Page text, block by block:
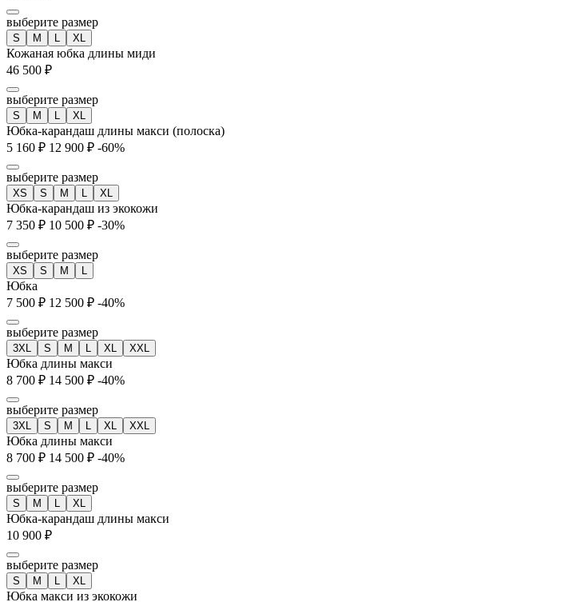
выберите размер
S M L XL
Кожаная юбка длины миди
46 500 ₽
выберите размер
S M L XL
Юбка-карандаш длины макси (полоска)
5 160 ₽ 12 900 ₽ -60%
выберите размер
XS S M L XL
Юбка-карандаш из экокожи
7 350 ₽ 10 500 ₽ -30%
выберите размер
XS S M L
Юбка
7 500 ₽ 12 500 ₽ -40%
выберите размер
3XL S M L XL XXL
Юбка длины макси
8 700 ₽ 14 500 ₽ -40%
выберите размер
3XL S M L XL XXL
Юбка длины макси
8 700 ₽ 14 500 ₽ -40%
выберите размер
S M L XL
Юбка-карандаш длины макси
10 900 ₽
выберите размер
S M L XL
Юбка макси из экокожи